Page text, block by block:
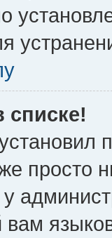
списке!
просто
у